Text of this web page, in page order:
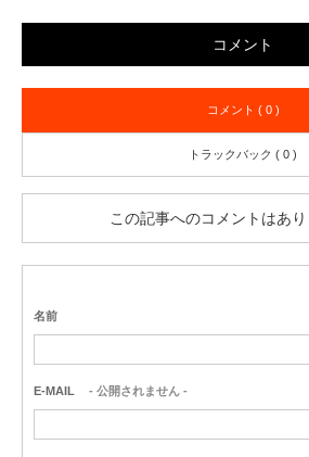
コメント
コメント ( 0 )
トラックバック ( 0 )
この記事へのコメントはあり
名前
E-MAIL - 公開されません -